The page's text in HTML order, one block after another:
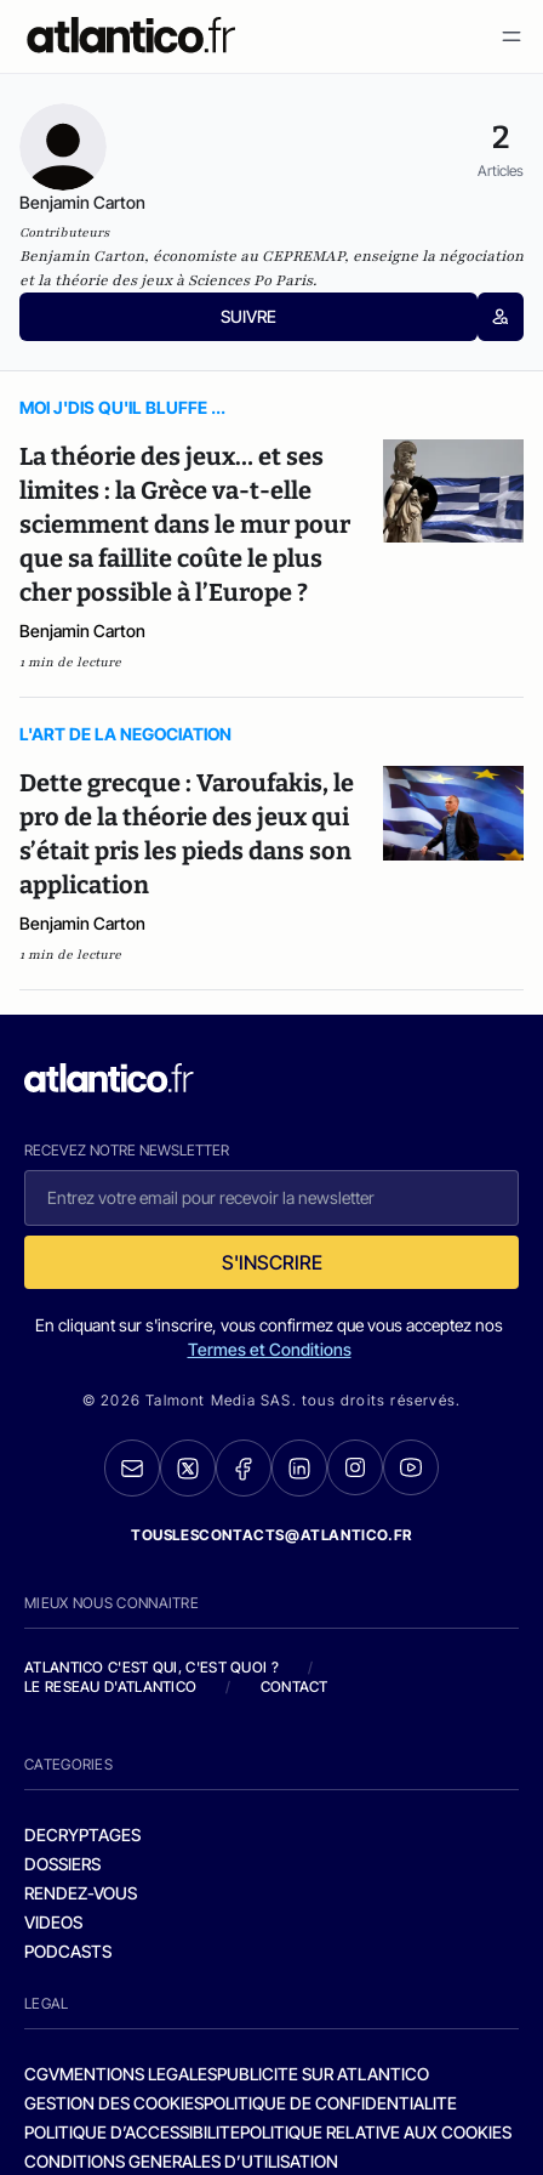
2
Articles
Benjamin Carton
Contributeurs
Benjamin Carton, économiste au CEPREMAP, enseigne la négociation
et la théorie des jeux à Sciences Po Paris.
SUIVRE
MOI J'DIS QU'IL BLUFFE ...
La théorie des jeux… et ses
limites : la Grèce va-t-elle
sciemment dans le mur pour
que sa faillite coûte le plus
cher possible à l’Europe ?
Benjamin Carton
1 min de lecture
L'ART DE LA NEGOCIATION
Dette grecque : Varoufakis, le
pro de la théorie des jeux qui
s’était pris les pieds dans son
application
Benjamin Carton
1 min de lecture
RECEVEZ NOTRE NEWSLETTER
S'INSCRIRE
En cliquant sur s'inscrire, vous confirmez que vous acceptez nos
Termes et Conditions
© 2026 Talmont Media SAS. tous droits réservés.
TOUSLESCONTACTS@ATLANTICO.FR
MIEUX NOUS CONNAITRE
ATLANTICO C'EST QUI, C'EST QUOI ?
/
LE RESEAU D'ATLANTICO
/ CONTACT
CATEGORIES
DECRYPTAGES
DOSSIERS
RENDEZ-VOUS
VIDEOS
PODCASTS
LEGAL
CGVMENTIONS LEGALESPUBLICITE SUR ATLANTICO
GESTION DES COOKIESPOLITIQUE DE CONFIDENTIALITE
POLITIQUE D’ACCESSIBILITEPOLITIQUE RELATIVE AUX COOKIES
CONDITIONS GENERALES D’UTILISATION